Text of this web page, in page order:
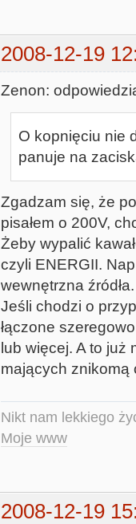
2008-12-19
Zenon:
O kopnięciu nie
panuje na
Zgadzam się, że
pisałem o 200V,
Żeby wypalić
czyli ENERGII.
wewnętrzna źródła.
Jeśli chodzi o
łączone
lub więcej. A to
mających znikomą
Nikt nam lekkiego
Moje www
2008-12-19